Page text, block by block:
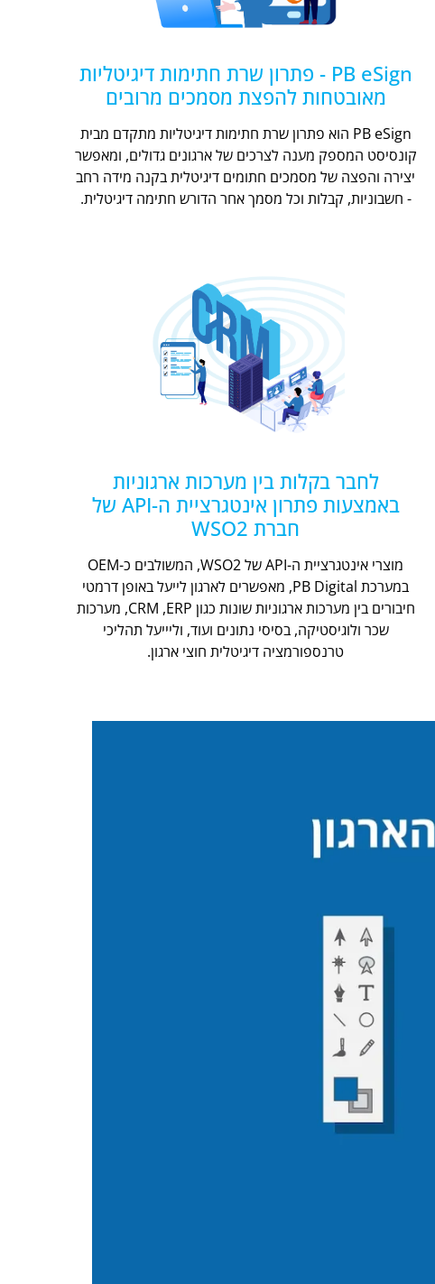
PB eSign - פתרון שרת חתימות דיגיטליות
מאובטחות להפצת מסמכים מרובים
PB eSign הוא פתרון שרת חתימות דיגיטליות מתקדם מבית
קונסיסט המספק מענה לצרכים של ארגונים גדולים, ומאפשר
יצירה והפצה של מסמכים חתומים דיגיטלית בקנה מידה רחב
- חשבוניות, קבלות וכל מסמך אחר הדורש חתימה דיגיטלית.
לחבר בקלות בין מערכות ארגוניות
באמצעות פתרון אינטגרציית ה-API של
חברת WSO2
מוצרי אינטגרציית ה-API של WSO2, המשולבים כ-OEM
במערכת PB Digital, מאפשרים לארגון לייעל באופן דרמטי
חיבורים בין מערכות ארגוניות שונות כגון CRM ,ERP, מערכות
שכר ולוגיסטיקה, בסיסי נתונים ועוד, וליייעל תהליכי
טרנספורמציה דיגיטלית חוצי ארגון.